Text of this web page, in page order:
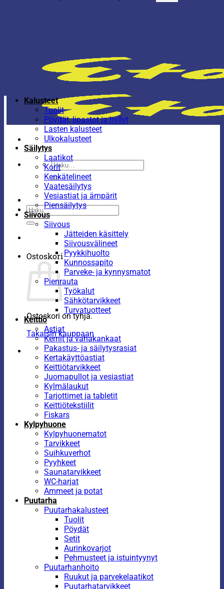
Etsi:
Etsi:
Ostoskori
Ostoskori on tyhjä.
Takaisin kauppaan
Kalusteet
Tuolit
Pöydät, lipastot ja hyllyt
Lasten kalusteet
Ulkokalusteet
Säilytys
Laatikot
Korit
Kenkätelineet
Vaatesäilytys
Vesiastiat ja ämpärit
Piensäilytys
Siivous
Siivous
Jätteiden käsittely
Siivousvälineet
Pyykkihuolto
Kunnossapito
Parveke- ja kynnysmatot
Pienrauta
Työkalut
Sähkötarvikkeet
Turvatuotteet
Keittiö
Astiat
Kernit ja vahakankaat
Pakastus- ja säilytysrasiat
Kertakäyttöastiat
Keittiötarvikkeet
Juomapullot ja vesiastiat
Kylmälaukut
Tarjottimet ja tabletit
Keittiötekstiilit
Fiskars
Kylpyhuone
Kylpyhuonematot
Tarvikkeet
Suihkuverhot
Pyyhkeet
Saunatarvikkeet
WC-harjat
Ammeet ja potat
Puutarha
Puutarhakalusteet
Tuolit
Pöydät
Setit
Aurinkovarjot
Pehmusteet ja istuintyynyt
Puutarhanhoito
Ruukut ja parvekelaatikot
Puutarhatarvikkeet